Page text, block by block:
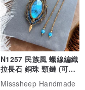
N1257 民族風 蠟線編織
拉長石 銅珠 頸鏈 (可調
長度)
Misssheep Handmade